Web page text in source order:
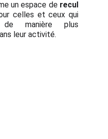
un espace de recul
celles et ceux qui
de manière plus
leur activité.